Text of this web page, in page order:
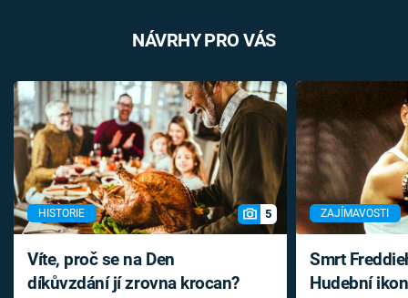
NÁVRHY PRO VÁS
HISTORIE 5
Víte, proč se na Den
díkůvzdání jí zrovna krocan?
ZAJÍMAVOSTI
Smrt
Hudební